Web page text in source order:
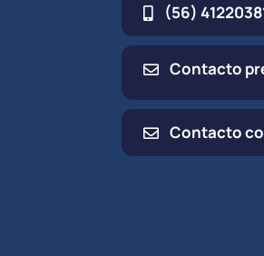
(56)
Contacto
Contacto